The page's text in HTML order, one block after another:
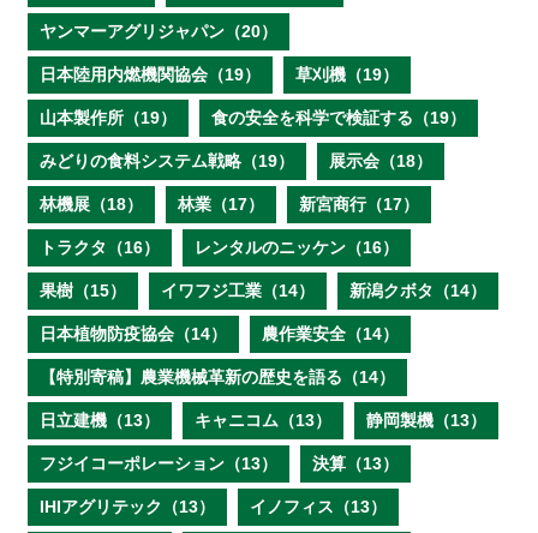
ヤンマーアグリジャパン（20）
日本陸用内燃機関協会（19） 草刈機（19）
山本製作所（19） 食の安全を科学で検証する（19）
みどりの食料システム戦略（19） 展示会（18）
林機展（18） 林業（17） 新宮商行（17）
トラクタ（16） レンタルのニッケン（16）
果樹（15） イワフジ工業（14） 新潟クボタ（14）
日本植物防疫協会（14） 農作業安全（14）
【特別寄稿】農業機械革新の歴史を語る（14）
日立建機（13） キャニコム（13） 静岡製機（13）
フジイコーポレーション（13） 決算（13）
IHIアグリテック（13） イノフィス（13）